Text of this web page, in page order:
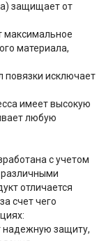
защищает от
максимальное
материала,
повязки исключает
имеет высокую
любую
с учетом
различными
отличается
счет чего
надежную защиту,